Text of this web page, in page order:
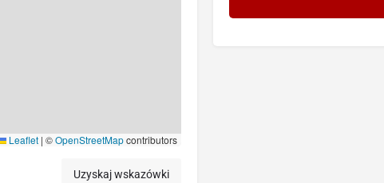
Leaflet | ©OpenStreetMapcontributors
Uzyskaj wskazówki